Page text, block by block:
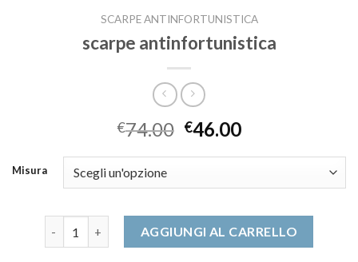
SCARPE ANTINFORTUNISTICA
scarpe antinfortunistica
€74.00 €46.00
Misura
AGGIUNGI AL CARRELLO